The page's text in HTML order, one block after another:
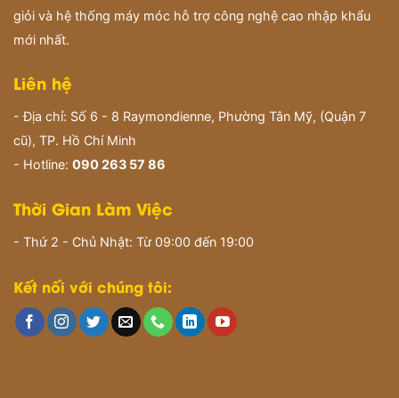
giỏi và hệ thống máy móc hỗ trợ công nghệ cao nhập khẩu
mới nhất.
Liên hệ
- Địa chỉ: Số 6 - 8 Raymondienne, Phường Tân Mỹ, (Quận 7
cũ), TP. Hồ Chí Minh
- Hotline: 090 263 57 86
Thời Gian Làm Việc
- Thứ 2 - Chủ Nhật: Từ 09:00 đến 19:00
Kết nối với chúng tôi: